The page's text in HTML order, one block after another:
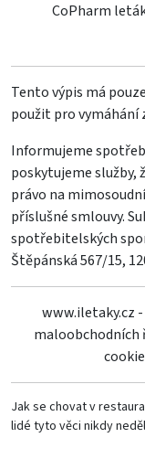
CoPharm
Tento výpis má
použit pro vymáhání
Informujeme
poskytujeme služby,
právo na
příslušné smlouvy.
spotřebitelských
Štěpánská 567/15,
www.iletaky.cz
maloobchodních
Jak se chovat v
lidé tyto věci nikdy